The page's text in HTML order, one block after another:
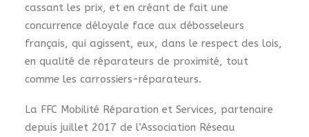
cassant les prix, et en créant de fait une
concurrence déloyale face aux débosseleurs
français, qui agissent, eux, dans le respect des lois,
en qualité de réparateurs de proximité, tout
comme les carrossiers-réparateurs.
La FFC Mobilité Réparation et Services, partenaire
depuis juillet 2017 de l’Association Réseau